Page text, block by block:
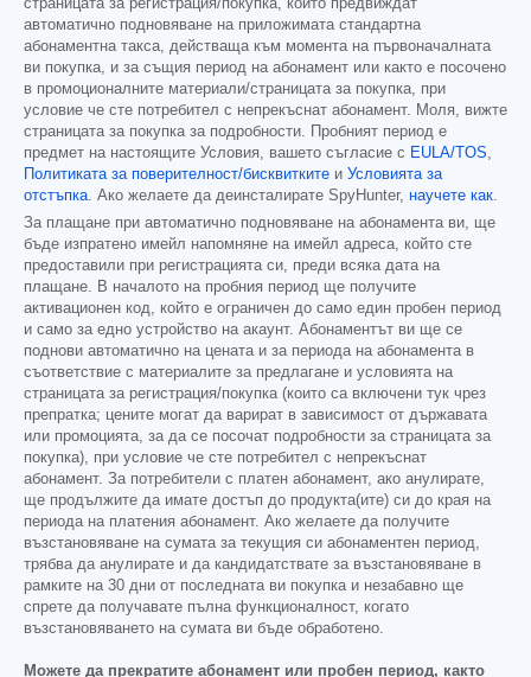
страницата за регистрация/покупка, които предвиждат
автоматично подновяване на приложимата стандартна
абонаментна такса, действаща към момента на първоначалната
ви покупка, и за същия период на абонамент или както е посочено
в промоционалните материали/страницата за покупка, при
условие че сте потребител с непрекъснат абонамент. Моля, вижте
страницата за покупка за подробности. Пробният период е
предмет на настоящите Условия, вашето съгласие с EULA/TOS,
Политиката за поверителност/бисквитките и Условията за
отстъпка. Ако желаете да деинсталирате SpyHunter, научете как.
За плащане при автоматично подновяване на абонамента ви, ще
бъде изпратено имейл напомняне на имейл адреса, който сте
предоставили при регистрацията си, преди всяка дата на
плащане. В началото на пробния период ще получите
активационен код, който е ограничен до само един пробен период
и само за едно устройство на акаунт. Абонаментът ви ще се
поднови автоматично на цената и за периода на абонамента в
съответствие с материалите за предлагане и условията на
страницата за регистрация/покупка (които са включени тук чрез
препратка; цените могат да варират в зависимост от държавата
или промоцията, за да се посочат подробности за страницата за
покупка), при условие че сте потребител с непрекъснат
абонамент. За потребители с платен абонамент, ако анулирате,
ще продължите да имате достъп до продукта(ите) си до края на
периода на платения абонамент. Ако желаете да получите
възстановяване на сумата за текущия си абонаментен период,
трябва да анулирате и да кандидатствате за възстановяване в
рамките на 30 дни от последната ви покупка и незабавно ще
спрете да получавате пълна функционалност, когато
възстановяването на сумата ви бъде обработено.
Можете да прекратите абонамент или пробен период, както